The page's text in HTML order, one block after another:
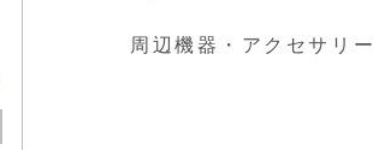
周辺機器・アクセサリー